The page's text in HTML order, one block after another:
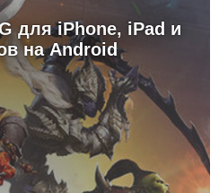
для iPhone, iPad и
на Android